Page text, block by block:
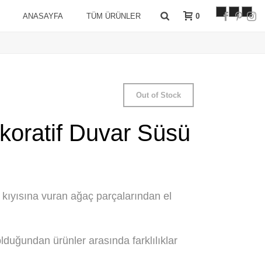
ANASAYFA TÜM ÜRÜNLER 0
Out of Stock
Duvar Süsü
vuran ağaç parçalarından el
ürünler arasında farklılıklar